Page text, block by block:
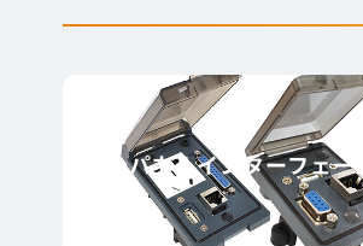
パネルインターフェース